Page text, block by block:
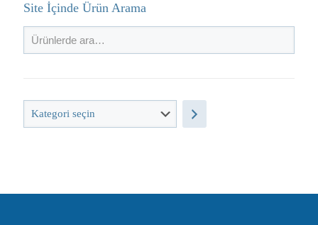
Site İçinde Ürün Arama
Kategori